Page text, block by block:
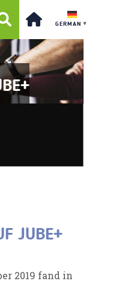
GERMAN ▼
JUBE+
2019 fand in